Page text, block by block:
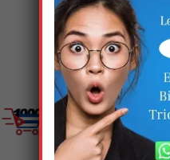
disponível
incríveis.
paciência